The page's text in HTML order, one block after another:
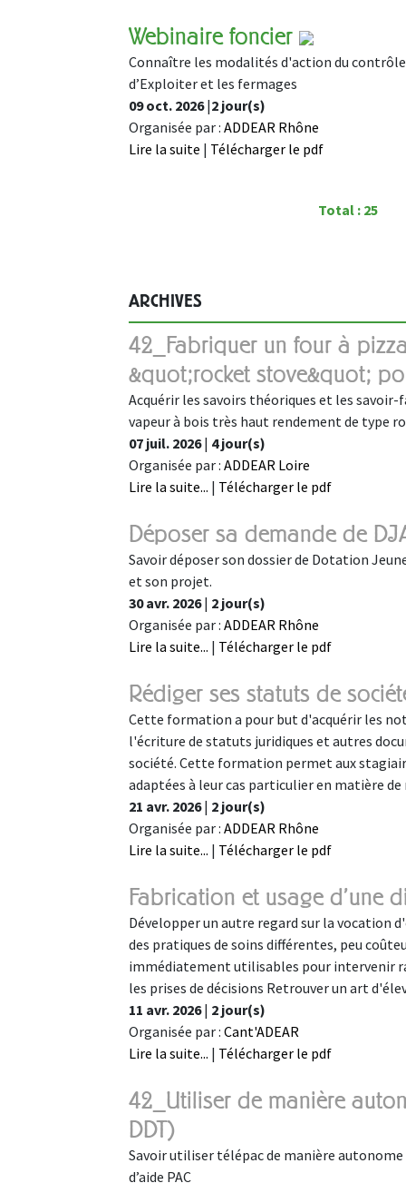
Webinaire foncier
Connaître les modalités d'action du
d’Exploiter et les fermages
09 oct. 2026|2 jour(s)
Organisée par : ADDEAR Rhône
Lire la suite | Télécharger le pdf
Total : 25
ARCHIVES
42_Fabriquer un four à
&quot;rocket stove&quot;
Acquérir les savoirs théoriques et les
vapeur à bois très haut rendement de type
07 juil. 2026| 4 jour(s)
Organisée par : ADDEAR Loire
Lire la suite... | Télécharger le pdf
Déposer sa demande de
Savoir déposer son dossier de Dotation
et son projet.
30 avr. 2026| 2 jour(s)
Organisée par : ADDEAR Rhône
Lire la suite... | Télécharger le pdf
Rédiger ses statuts de
Cette formation a pour but d'acquérir les
l'écriture de statuts juridiques et autres
société. Cette formation permet aux
adaptées à leur cas particulier en matière
21 avr. 2026| 2 jour(s)
Organisée par : ADDEAR Rhône
Lire la suite... | Télécharger le pdf
Fabrication et usage d'une
Développer un autre regard sur la vocation
des pratiques de soins différentes, peu
immédiatement utilisables pour intervenir
les prises de décisions Retrouver un art
11 avr. 2026| 2 jour(s)
Organisée par : Cant'ADEAR
Lire la suite... | Télécharger le pdf
42_Utiliser de manière
DDT)
Savoir utiliser télépac de manière
d’aide PAC